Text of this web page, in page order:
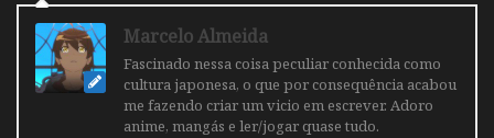
Marcelo Almeida
Fascinado nessa coisa peculiar conhecida como
cultura japonesa, o que por consequência acabou
me fazendo criar um vicio em escrever. Adoro
anime, mangás e ler/jogar quase tudo.